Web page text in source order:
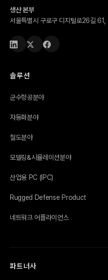
생산 본부
서울특별시 구로구 디지털로26길
솔루션
군수항공분야
자동화분야
철도분야
모델링&시뮬레이션분야
산업용 PC (IPC)
Rugged Defense Product
네트워크 어플라이언스
파트너사